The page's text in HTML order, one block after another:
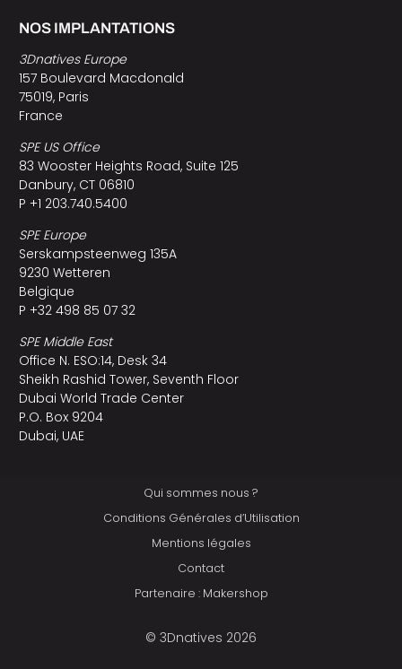
NOS IMPLANTATIONS
3Dnatives Europe
157 Boulevard Macdonald
75019, Paris
France
SPE US Office
83 Wooster Heights Road, Suite 125
Danbury, CT 06810
P +1 203.740.5400
SPE Europe
Serskampsteenweg 135A
9230 Wetteren
Belgique
P +32 498 85 07 32
SPE Middle East
Office N. ESO:14, Desk 34
Sheikh Rashid Tower, Seventh Floor
Dubai World Trade Center
P.O. Box 9204
Dubai, UAE
Qui sommes nous ?
Conditions Générales d’Utilisation
Mentions légales
Contact
Partenaire : Makershop
© 3Dnatives 2026